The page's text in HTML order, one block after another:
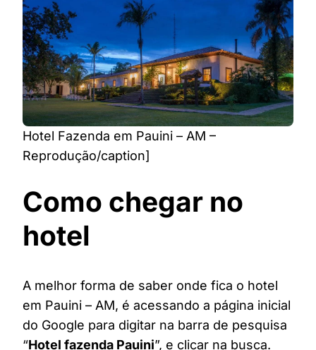
Hotel Fazenda em Pauini – AM –
Reprodução/caption]
Como chegar no
hotel
A melhor forma de saber onde fica o hotel
em Pauini – AM, é acessando a página inicial
do Google para digitar na barra de pesquisa
“Hotel fazenda Pauini”, e clicar na busca.